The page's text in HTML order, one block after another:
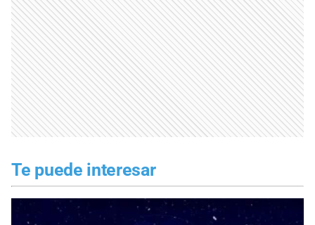
Te puede interesar